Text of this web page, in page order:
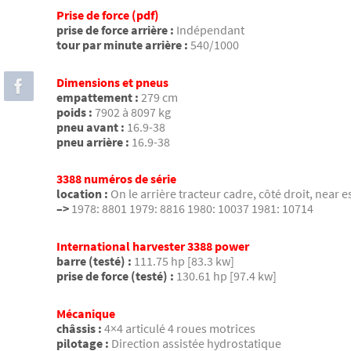
Prise de force (pdf)
prise de force arrière : Indépendant
tour par minute arrière : 540/1000
Dimensions et pneus
empattement : 279 cm
poids : 7902 à 8097 kg
pneu avant : 16.9-38
pneu arrière : 16.9-38
3388 numéros de série
location : On le arrière tracteur cadre, côté droit, near
–> 1978: 8801 1979: 8816 1980: 10037 1981: 10714
International harvester 3388 power
barre (testé) : 111.75 hp [83.3 kw]
prise de force (testé) : 130.61 hp [97.4 kw]
Mécanique
châssis : 4×4 articulé 4 roues motrices
pilotage : Direction assistée hydrostatique